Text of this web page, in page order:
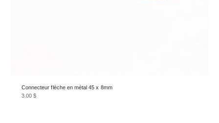
Connecteur flèche en métal 45 x 8mm
3.00$